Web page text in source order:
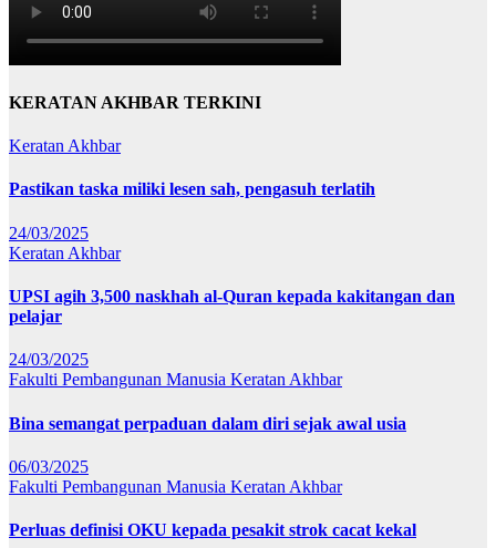
KERATAN AKHBAR TERKINI
Keratan Akhbar
Pastikan taska miliki lesen sah, pengasuh terlatih
24/03/2025
Keratan Akhbar
UPSI agih 3,500 naskhah al-Quran kepada kakitangan dan
pelajar
24/03/2025
Fakulti Pembangunan Manusia Keratan Akhbar
Bina semangat perpaduan dalam diri sejak awal usia
06/03/2025
Fakulti Pembangunan Manusia Keratan Akhbar
Perluas definisi OKU kepada pesakit strok cacat kekal